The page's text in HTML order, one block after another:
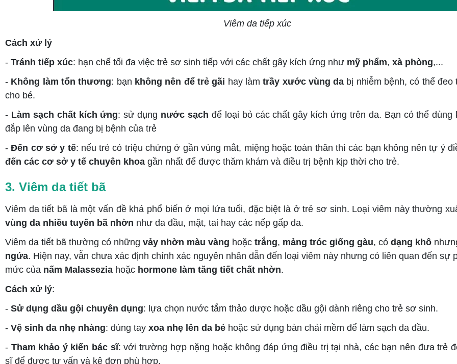
Viêm da tiếp xúc
Cách xử lý
- Tránh tiếp xúc: hạn chế tối đa việc trẻ sơ sinh tiếp với các chất gây kích ứng như mỹ phẩm, xà phòng,...
- Không làm tổn thương: bạn không nên để trẻ gãi hay làmtrầy xước vùng da bị nhiễm bệnh, có thể đeo
cho bé.
- Làm sạch chất kích ứng: sử dụng nước sạch để loại bỏ các chất gây kích ứng trên da. Bạn có thể dùng
đắp lên vùng da đang bị bệnh của trẻ
-Đến cơ sở y tế: nếu trẻ có triệu chứng ở gần vùng mắt, miệng hoặc toàn thân thì các bạn không nên tự ý
đến các cơ sở y tế chuyên khoa gần nhất để được thăm khám và điều trị bệnh kịp thời cho trẻ.
3. Viêm da tiết bã
Viêm da tiết bã là một vấn đề khá phổ biến ở mọi lứa tuổi, đặc biệt là ở trẻ sơ sinh. Loại viêm này thường
vùng da nhiều tuyến bã nhờn như da đầu, mặt, tai hay các nếp gấp da.
Viêm da tiết bã thường có những vảy nhờn màu vàng hoặc trắng, mảng tróc giống gàu, có dạng khô
ngứa. Hiện nay, vẫn chưa xác định chính xác nguyên nhân dẫn đến loại viêm này nhưng có liên quan đến sự
mức của nấm Malassezia hoặc hormone làm tăng tiết chất nhờn.
Cách xử lý:
- Sử dụng dầu gội chuyên dụng: lựa chọn nước tắm thảo dược hoặc dầu gội dành riêng cho trẻ sơ sinh.
- Vệ sinh da nhẹ nhàng: dùng tay xoa nhẹ lên da bé hoặc sử dụng bàn chải mềm để làm sạch da đầu.
- Tham khảo ý kiến bác sĩ: với trường hợp nặng hoặc không đáp ứng điều trị tại nhà, các bạn nên đưa trẻ
sĩ để được tư vấn và kê đơn phù hợp.